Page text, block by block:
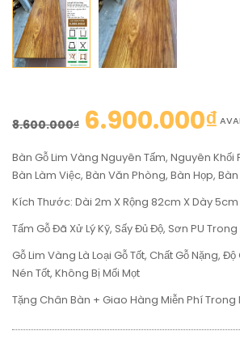
8.600.000₫ 6.900.000₫
Bàn Gỗ Lim Vàng Nguyên Tấm, Nguyên Khối
Bàn Làm Việc, Bàn Văn Phòng, Bàn Họp,
Kích Thước: Dài 2m X Rộng 82cm X Dày 5cm
Tấm Gỗ Đã Xử Lý Kỹ, Sấy Đủ Độ, Sơn PU
Gỗ Lim Vàng Là Loại Gỗ Tốt, Chất Gỗ Nặng,
Nén Tốt, Không Bị Mối Mọt
Tặng Chân Bàn + Giao Hàng Miễn Phí Trong